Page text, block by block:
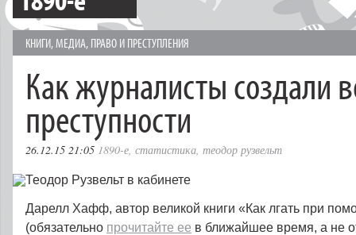
КНИГИ,МЕДИА, ПРАВО И ПРЕСТУПЛЕНИЯ
Как журналисты создали
преступности
26.12.15 21:05 1890-е, статистика, теодор рузвельт
Дарелл Хафф, автор великой книги «Как лгать при
(обязательно прочитайте ее в ближайшее время, а не